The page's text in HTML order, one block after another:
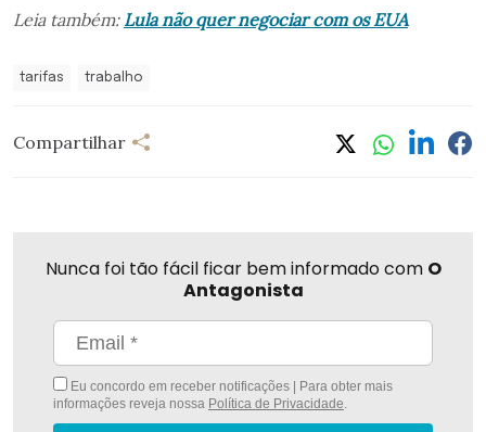
Leia também: Lula não quer negociar com os EUA
tarifas trabalho
Compartilhar
Nunca foi tão fácil ficar bem informado com O
Antagonista
Eu concordo em receber notificações | Para obter mais
informações reveja nossa Política de Privacidade.